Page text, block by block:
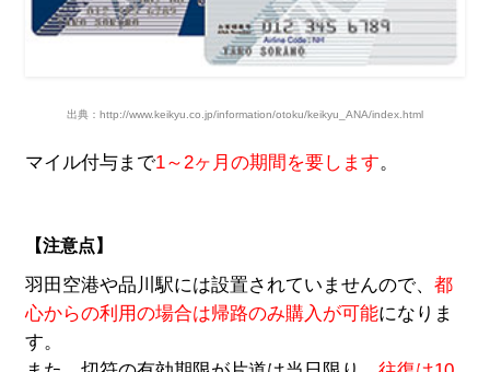
出典：http://www.keikyu.co.jp/information/otoku/keikyu_ANA/index.html
マイル付与まで1～2ヶ月の期間を要します。
【注意点】
羽田空港や品川駅には設置されていませんので、 都
心からの利用の場合は帰路のみ購入が可能になりま
す。